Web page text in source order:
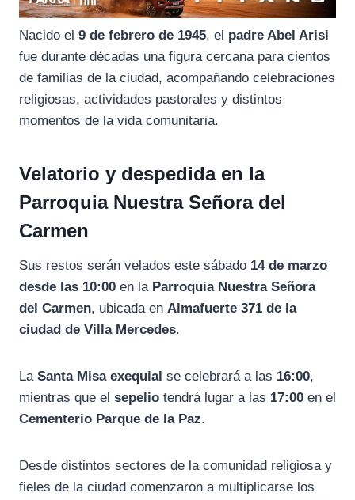
Nacido el 9 de febrero de 1945, el padre Abel Arisi
fue durante décadas una figura cercana para cientos
de familias de la ciudad, acompañando celebraciones
religiosas, actividades pastorales y distintos
momentos de la vida comunitaria.
Velatorio y despedida en la
Parroquia Nuestra Señora del
Carmen
Sus restos serán velados este sábado 14 de marzo
desde las 10:00 en la Parroquia Nuestra Señora
del Carmen, ubicada en Almafuerte 371 de la
ciudad de Villa Mercedes.
La Santa Misa exequial se celebrará a las 16:00,
mientras que el sepelio tendrá lugar a las 17:00 en el
Cementerio Parque de la Paz.
Desde distintos sectores de la comunidad religiosa y
fieles de la ciudad comenzaron a multiplicarse los